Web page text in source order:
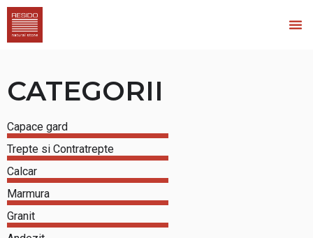
CATEGORII
Capace gard
Trepte si Contratrepte
Calcar
Marmura
Granit